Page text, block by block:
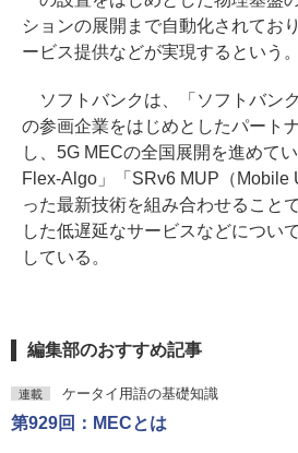
ションの展開まで自動化されてお
ービス提供などが実現するという。
ソフトバンクは、「ソフトバン
の参画企業をはじめとしたパート
し、5G MECの全国展開を進めて
Flex-Algo」「SRv6 MUP（Mobile
った最新技術を組み合わせること
した低遅延なサービスなどについ
している。
編集部のおすすめ記事
連載 ケータイ用語の基礎知識
第929回：MECとは